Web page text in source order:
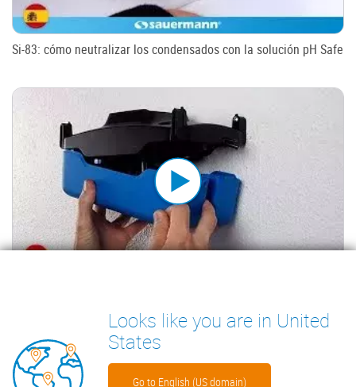
Si-83: cómo neutralizar los condensados con la solución pH Safe
Looks like you are in United
States
Go to English (US domain)